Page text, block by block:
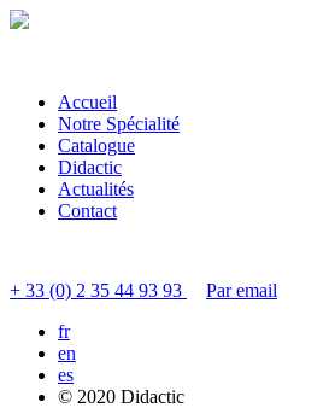
Accueil
Notre Spécialité
Catalogue
Didactic
Actualités
Contact
+ 33 (0) 2 35 44 93 93
Par email
fr
en
es
© 2020 Didactic